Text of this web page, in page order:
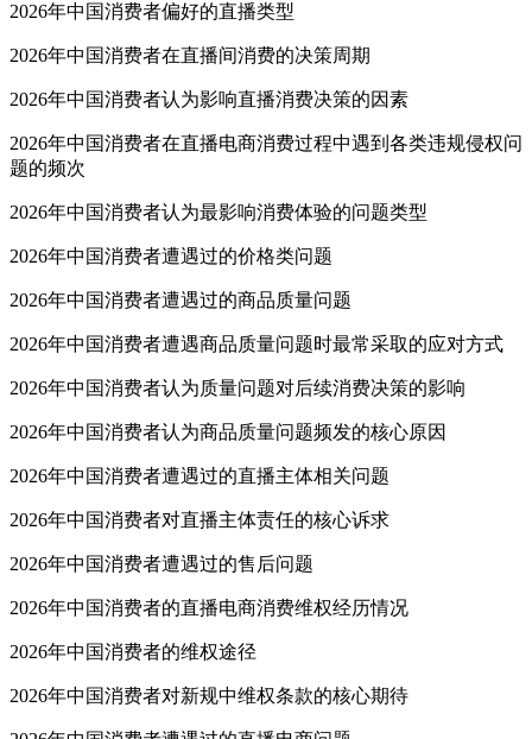
2026年中国消费者偏好的直播类型
2026年中国消费者在直播间消费的决策周期
2026年中国消费者认为影响直播消费决策的因素
2026年中国消费者在直播电商消费过程中遇到各类违规侵权问
题的频次
2026年中国消费者认为最影响消费体验的问题类型
2026年中国消费者遭遇过的价格类问题
2026年中国消费者遭遇过的商品质量问题
2026年中国消费者遭遇商品质量问题时最常采取的应对方式
2026年中国消费者认为质量问题对后续消费决策的影响
2026年中国消费者认为商品质量问题频发的核心原因
2026年中国消费者遭遇过的直播主体相关问题
2026年中国消费者对直播主体责任的核心诉求
2026年中国消费者遭遇过的售后问题
2026年中国消费者的直播电商消费维权经历情况
2026年中国消费者的维权途径
2026年中国消费者对新规中维权条款的核心期待